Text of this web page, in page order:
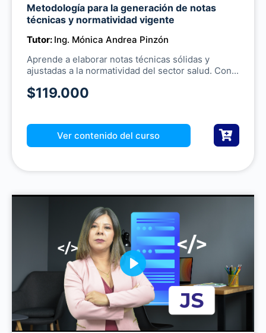
M
u
Metodología para la generación de notas
técnicas y normatividad vigente
Tutor: Ing. Mónica Andrea Pinzón
Aprende a elaborar notas técnicas sólidas y
ajustadas a la normatividad del sector salud. Con...
$119.000
Ver contenido del curso
P
l
a
y